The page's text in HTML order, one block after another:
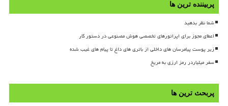
پربیننده ترین ها
شما نظر بدهید
اعطای مجوز برای اپراتورهای تخصصی هوش مصنوعی در دستور کار
زیر پوست پیامرسان های داخلی از باتری های داغ تا پیام های غیب شده
سفر میلیاردر رمز ارزی به مریخ
پربحث ترین ها